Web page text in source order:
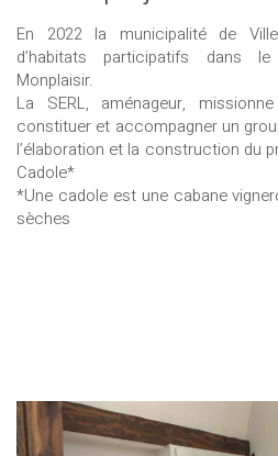
En 2022 la municipalité de
d’habitats participatifs dans
Monplaisir.
La SERL, aménageur,
constituer et accompagner un
l’élaboration et la construction du
Cadole*
*Une cadole est une cabane
sèches